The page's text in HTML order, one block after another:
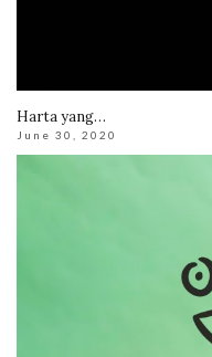
Harta yang…
June 30, 2020